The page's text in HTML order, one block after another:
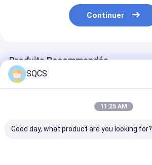
Continuer
Produits Recommandés
SQCS
11:25 AM
Good day, what product are you looking for?